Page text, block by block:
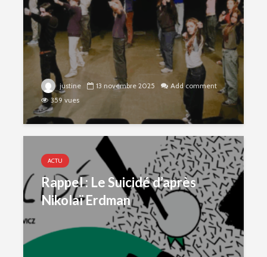
justine 13 novembre 2025
Add comment
359 vues
ACTU
Rappel : Le Suicidé d’après
Nikolaï Erdman